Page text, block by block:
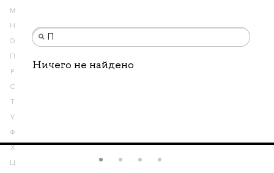
М
Н
О
П
Р
С
Т
У
Ф
Х
Ц
Ничего не найдено